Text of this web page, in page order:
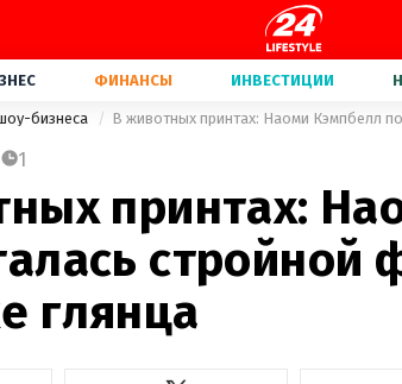
ФИНАНСЫ ИНВЕСТИЦИИ
бизнеса В животных принтах: Наоми Кэмпбелл
1
принтах:
стройной
глянца